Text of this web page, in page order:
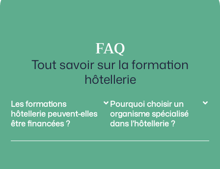
FAQ
Tout savoir sur la formation
hôtellerie
Les formations
hôtellerie peuvent-elles
être financées ?
Pourquoi choisir un
organisme spécialisé
dans l’hôtellerie ?